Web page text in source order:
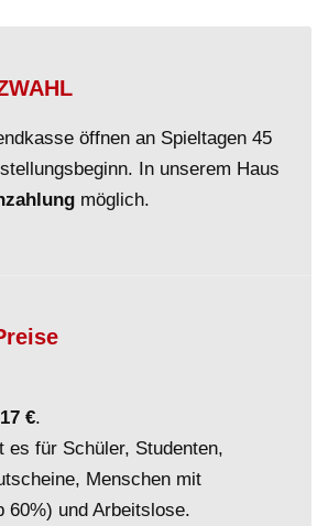
öffnen an Spieltagen 45
In unserem Haus
möglich.
€.
es für Schüler, Studenten,
Menschen mit
60%) und Arbeitslose.